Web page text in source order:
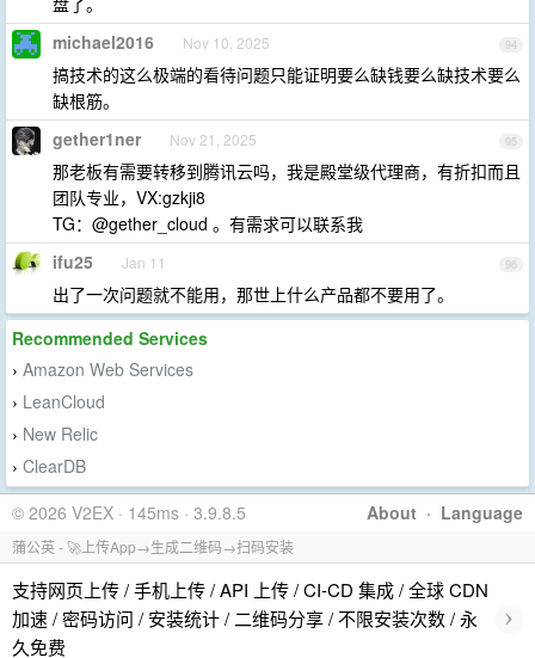
94
michael2016 Nov 10, 2025
搞技术的这么极端的看待问题只能证明要么缺钱要么缺技术要么
缺根筋。
95
gether1ner Nov 21, 2025
那老板有需要转移到腾讯云吗，我是殿堂级代理商，有折扣而且
团队专业，VX:gzkji8
TG：@gether_cloud 。有需求可以联系我
96
ifu25 Jan 11
出了一次问题就不能用，那世上什么产品都不要用了。
Recommended Services
› Amazon Web Services
› LeanCloud
› New Relic
› ClearDB
About · Language
© 2026 V2EX · 145ms · 3.9.8.5
蒲公英 - 🚀上传App→生成二维码→扫码安装
支持网页上传 / 手机上传 / API 上传 / CI-CD 集成 / 全球 CDN
加速 / 密码访问 / 安装统计 / 二维码分享 / 不限安装次数 / 永
久免费
›